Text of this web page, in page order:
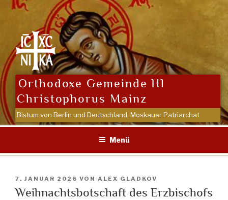
Zum
Orthodoxe Gemeinde Hl
Christophorus Mainz
Bistum von Berlin und Deutschland, Moskauer Patriarchat
Menü
VERÖFFENTLICHT
AM
7. JANUAR 2026 VON ALEX GLADKOV
Weihnachtsbotschaft des Erzbischofs